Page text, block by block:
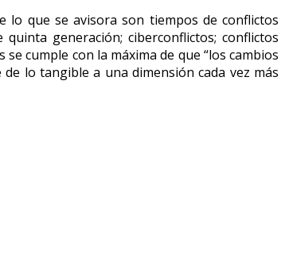
lo que se avisora son tiempos de conflictos
generación; ciberconflictos; conflictos
cumple con la máxima de que “los cambios
lo tangible a una dimensión cada vez más